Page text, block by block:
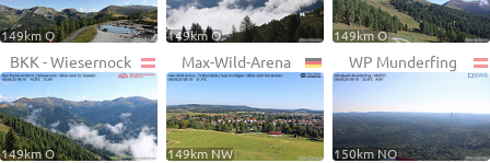
149km O 149km O 149km O
BKK - Wiesernock
149km O
Max-Wild-Arena
149km NW
WP Munderfing
150km NO